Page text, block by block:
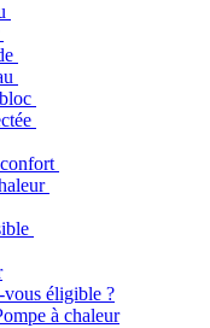
vous éligible ?
à chaleur